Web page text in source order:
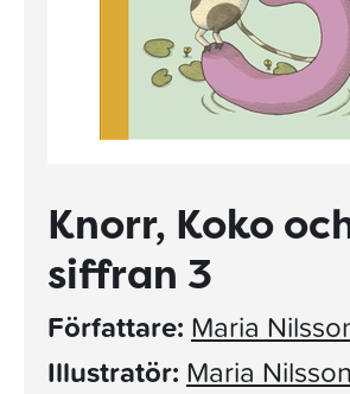
Knorr, Koko
siffran 3
Författare: Maria
Illustratör: Maria